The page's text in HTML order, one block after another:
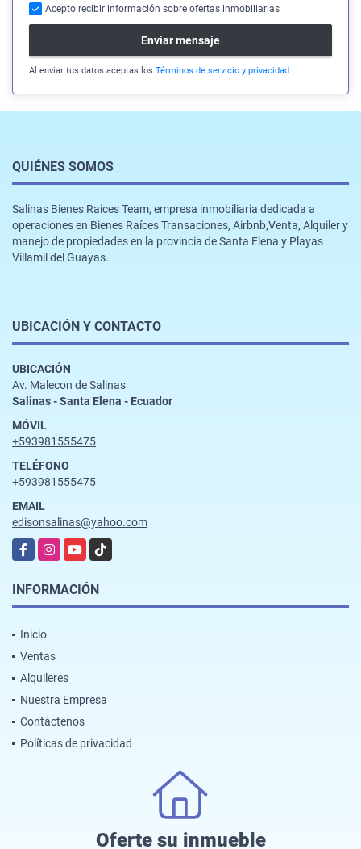
Acepto recibir información sobre ofertas inmobiliarias
Enviar mensaje
Al enviar tus datos aceptas los Términos de servicio y privacidad
QUIÉNES SOMOS
Salinas Bienes Raices Team, empresa inmobiliaria dedicada a
operaciones en Bienes Raíces Transaciones, Airbnb,Venta, Alquiler y
manejo de propiedades en la provincia de Santa Elena y Playas
Villamil del Guayas.
UBICACIÓN Y CONTACTO
UBICACIÓN
Av. Malecon de Salinas
Salinas - Santa Elena - Ecuador
MÓVIL
+593981555475
TELÉFONO
+593981555475
EMAIL
edisonsalinas@yahoo.com
FacebookInstagramYouTubeTikTok
INFORMACIÓN
Inicio
Ventas
Alquileres
Nuestra Empresa
Contáctenos
Políticas de privacidad
Oferte su inmueble